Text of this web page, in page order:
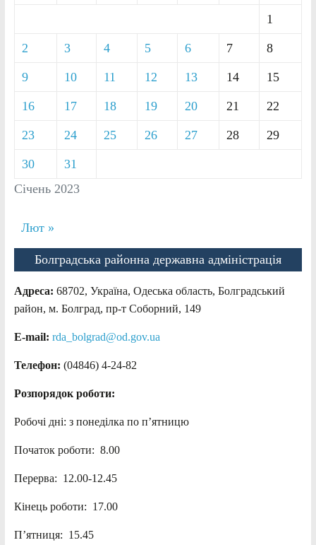
Січень 2023
1
2 3 4 5 6 7 8
9 10 11 12 13 14 15
16 17 18 19 20 21 22
23 24 25 26 27 28 29
30 31
Лют »
Болградська районна державна адміністрація
Адреса: 68702, Україна, Одеська область, Болградський
район, м. Болград, пр-т Соборний, 149
E-mail: rda_bolgrad@od.gov.ua
Телефон: (04846) 4-24-82
Розпорядок роботи:
Робочі дні: з понеділка по п’ятницю
Початок роботи: 8.00
Перерва: 12.00-12.45
Кінець роботи: 17.00
П’ятниця: 15.45